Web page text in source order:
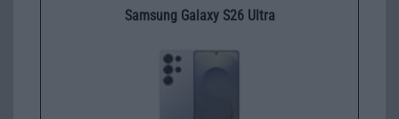
Samsung Galaxy S26 Ultra